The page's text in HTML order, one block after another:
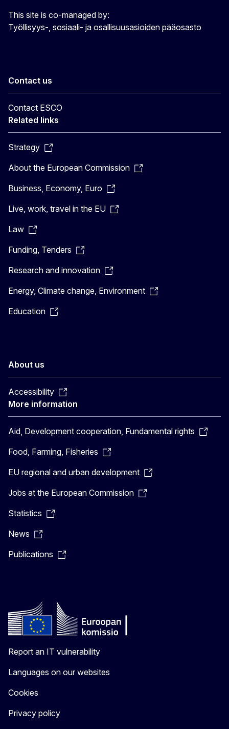
This site is co-managed by:
Työllisyys-, sosiaali- ja osallisuusasioiden pääosasto
Contact us
Contact ESCO
Related links
Strategy
About the European Commission
Business, Economy, Euro
Live, work, travel in the EU
Law
Funding, Tenders
Research and innovation
Energy, Climate change, Environment
Education
About us
Accessibility
More information
Aid, Development cooperation, Fundamental rights
Food, Farming, Fisheries
EU regional and urban development
Jobs at the European Commission
Statistics
News
Publications
Report an IT vulnerability
Languages on our websites
Cookies
Privacy policy